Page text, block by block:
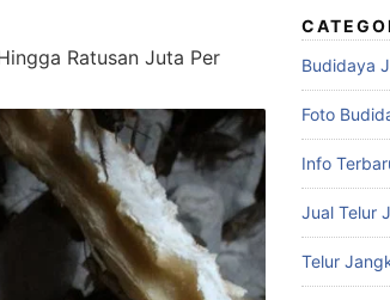
Ratusan Juta Per
Budidaya
Foto
Info
Jual Telur
Telur